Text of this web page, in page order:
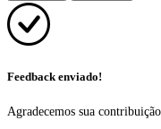
Feedback enviado!
Agradecemos sua contribuição.